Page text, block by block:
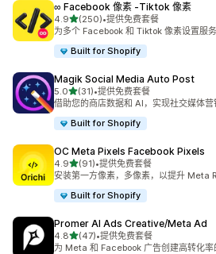
∞ Facebook 像素 ‑Tiktok 像素
4.9星（满分 5 星）
(250)
总共 250 条评论
•提供免费套餐
为多个 Facebook 和 Tiktok 像素设置服
Built for Shopify
Magik Social Media Auto Post
5.0星（满分 5 星）
(31)
总共 31 条评论
•提供免费套餐
借助您的商店数据和 AI，实现社交媒体营
Built for Shopify
OC Meta Pixels Facebook Pixels
4.9星（满分 5 星）
(91)
总共 91 条评论
•提供免费套餐
安装第一方像素，多像素，以提升 Meta
Built for Shopify
Promer AI Ads Creative/Meta Ad
4.8星（满分 5 星）
(47)
总共 47 条评论
•提供免费套餐
为 Meta 和 Facebook 广告创建高转化率